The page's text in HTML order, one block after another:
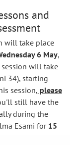
and
will take place
6 May,
session will take
34), starting
session, please
still have the
during the
Esami for 15